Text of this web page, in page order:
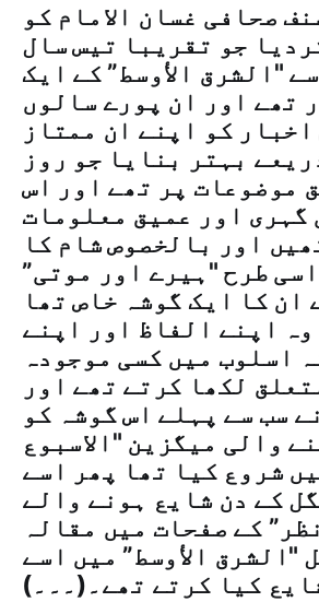
صحافی غسان الامام کو
جو تقریبا تیس سال
"الشرق الأوسط” کے ایک
تھے اور ان پورے سالوں
اخبار کو اپنے ان ممتاز
بہتر بنایا جو روز
موضوعات پر تھے اور اس
گہری اور عمیق معلومات
اور بالخصوص شام کا
طرح "ہیرے اور موتی”
ان کا ایک گوشہ خاص تھا
اپنے الفاظ اور اپنے
اسلوب میں کسی موجودہ
لکھا کرتے تھے اور
سب سے پہلے اس گوشہ کو
والی میگزين "الاسبوع
شروع کیا تھا پھر اسے
کے دن شایع ہونے والے
کے صفحات میں مقالہ
"الشرق الأوسط” میں اسے
کیا کرتے تھے۔(۔۔۔)